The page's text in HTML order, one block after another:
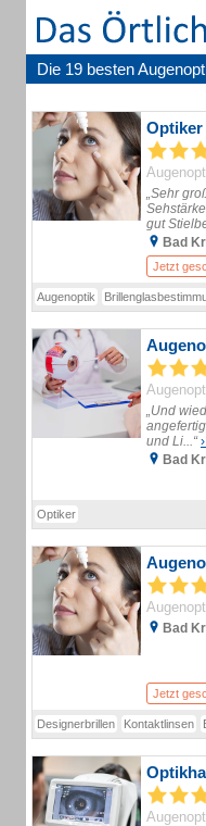
Die 19 besten
Optiker
„Sehr
gut
Bad
Jetzt
Augenoptik
„Und
und Li...“
Bad
Optiker
Bad
Jetzt
Designerbrillen Kontaktlinsen